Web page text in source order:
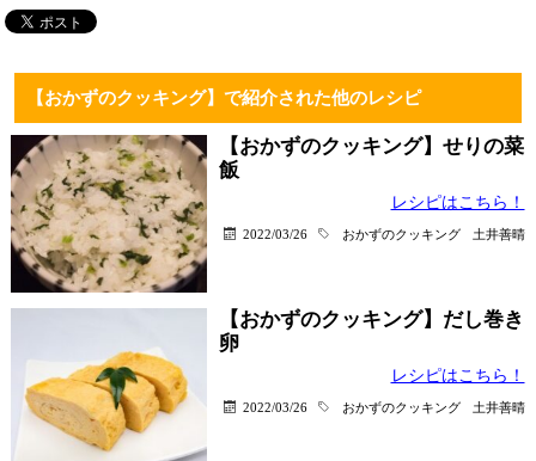
【おかずのクッキング】で紹介された他のレシピ
【おかずのクッキング】せりの菜
飯
レシピはこちら！
2022/03/26 おかずのクッキング 土井善晴
【おかずのクッキング】だし巻き
卵
レシピはこちら！
2022/03/26 おかずのクッキング 土井善晴